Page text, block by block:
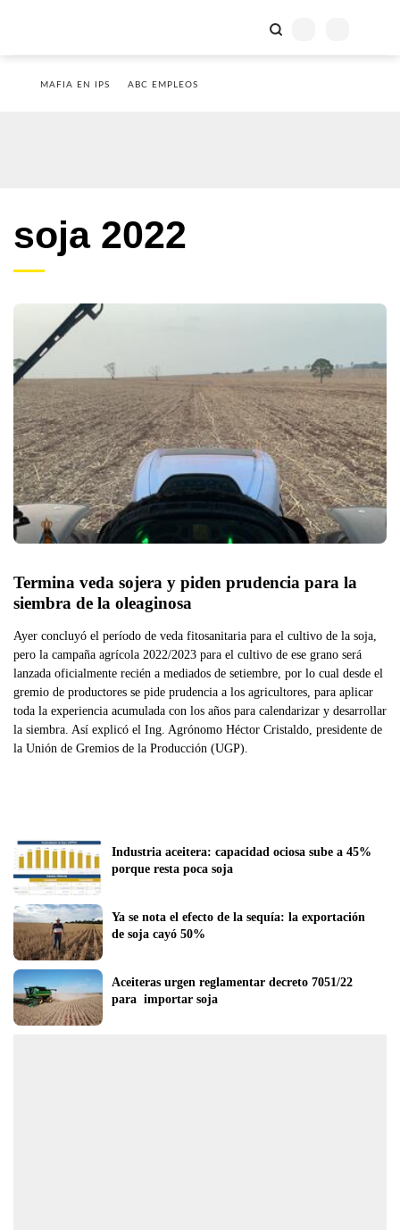
MAFIA EN IPS ABC EMPLEOS
soja 2022
Termina veda sojera y piden prudencia para la
siembra de la oleaginosa
Ayer concluyó el período de veda fitosanitaria para el cultivo de la soja,
pero la campaña agrícola 2022/2023 para el cultivo de ese grano será
lanzada oficialmente recién a mediados de setiembre, por lo cual desde el
gremio de productores se pide prudencia a los agricultores, para aplicar
toda la experiencia acumulada con los años para calendarizar y desarrollar
la siembra. Así explicó el Ing. Agrónomo Héctor Cristaldo, presidente de
la Unión de Gremios de la Producción (UGP).
Industria aceitera: capacidad ociosa sube a 45%
porque resta poca soja
Ya se nota el efecto de la sequía: la exportación
de soja cayó 50%
Aceiteras urgen reglamentar decreto 7051/22
para  importar soja